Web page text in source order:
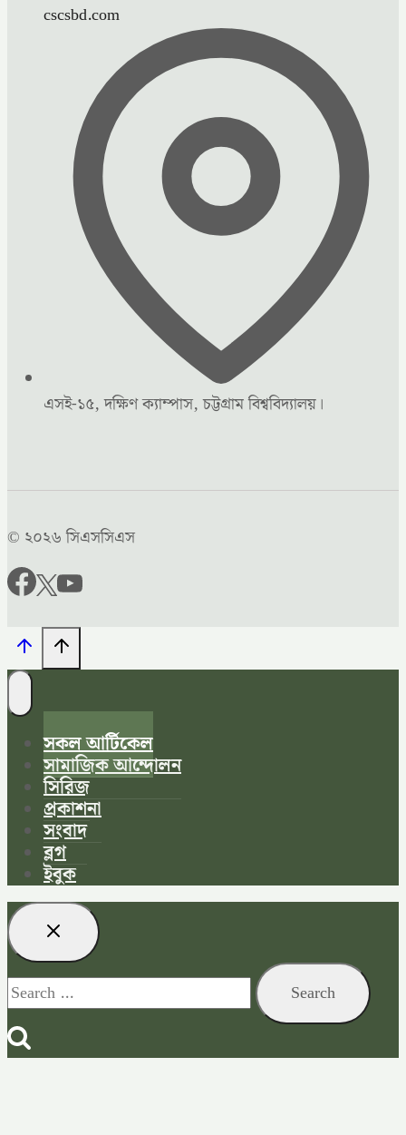
cscsbd.com
এসই-১৫, দক্ষিণ ক্যাম্পাস, চট্টগ্রাম বিশ্ববিদ্যালয়।
© ২০২৬ সিএসসিএস
সকল আর্টিকেল
সামাজিক আন্দোলন
সিরিজ
প্রকাশনা
সংবাদ
ব্লগ
ইবুক
Search
for: